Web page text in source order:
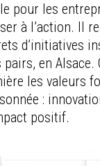
pour les
à l’action. Il
d’initiatives
en Alsace.
les valeurs
:
positif.